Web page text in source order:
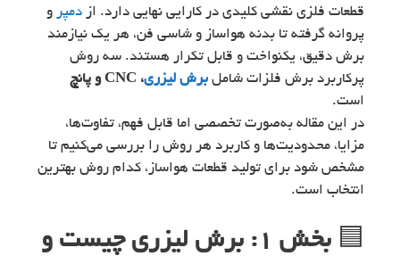
قطعات فلزی نقشی کلیدی در کارایی نهایی دارد. از دمپر و
پروانه گرفته تا بدنه هواساز و شاسی فن، هر یک نیازمند
برش دقیق، یکنواخت و قابل تکرار هستند. سه روش
پرکاربرد برش فلزات شامل برش لیزری، CNC و پانچ
است.
در این مقاله به‌صورت تخصصی اما قابل فهم، تفاوت‌ها،
مزایا، محدودیت‌ها و کاربرد هر روش را بررسی می‌کنیم تا
مشخص شود برای تولید قطعات هواساز، کدام روش بهترین
انتخاب است.
🟦
بخش ۱: برش لیزری چیست و